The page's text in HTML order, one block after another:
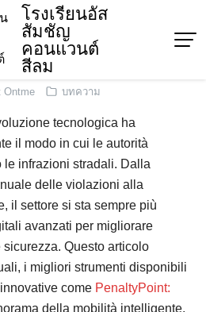
โรงเรียนอัส
สัมชัญ
คอนแวนต์
สีลม
Ontme บทความ
tecnologica ha
il modo in cui le autorità
infrazioni stradali. Dalla
delle violazioni alla
il settore si sta sempre più
avanzati per migliorare
Questo articolo
i migliori strumenti disponibili
come PenaltyPoint:
della mobilità intelligente.